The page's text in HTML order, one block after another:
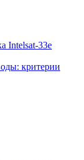
Intelsat-33e
критерии